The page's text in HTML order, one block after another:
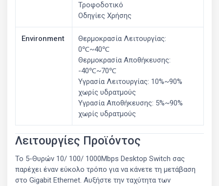
Τροφοδοτικό
Οδηγίες Χρήσης
Environment
Θερμοκρασία Λειτουργίας:
0℃~40℃
Θερμοκρασία Αποθήκευσης:
-40℃~70℃
Υγρασία Λειτουργίας: 10%~90%
χωρίς υδρατμούς
Υγρασία Αποθήκευσης: 5%~90%
χωρίς υδρατμούς
Λειτουργίες Προϊόντος
Το 5-Θυρών 10/ 100/ 1000Mbps Desktop Switch σας
παρέχει έναν εύκολο τρόπο για να κάνετε τη μετάβαση
στο Gigabit Ethernet. Αυξήστε την ταχύτητα των